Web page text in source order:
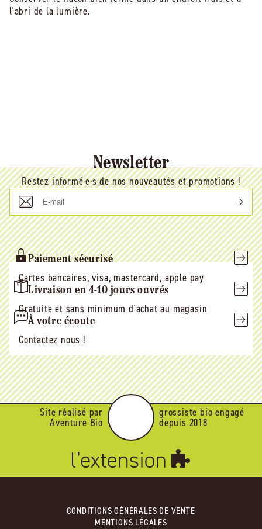
l'abri de la lumière.
Newsletter
Restez informé·e·s de nos nouveautés et promotions !
E-
mail
Paiement sécurisé
Cartes bancaires, visa, mastercard, apple pay
Livraison en 4-10 jours ouvrés
Gratuite et sans minimum d'achat au magasin
À votre écoute
Contactez nous !
Site réalisé par
Aventure Bio
grossiste bio engagé
depuis 2018
CONDITIONS GÉNÉRALES DE VENTE
MENTIONS LÉGALES